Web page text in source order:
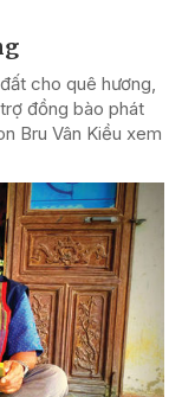
cho quê hương,
đồng bào phát
Bru Vân Kiều xem